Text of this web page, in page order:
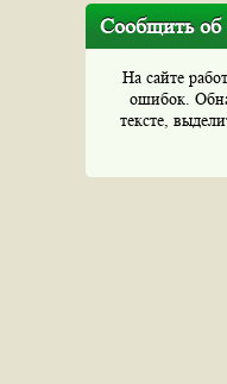
Сообщить
На сайте
ошибок.
тексте,